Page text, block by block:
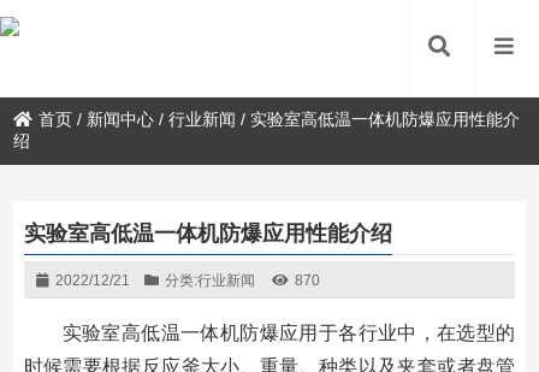
首页 / 新闻中心 /行业新闻 / 实验室高低温一体机防爆应用性能介
绍
实验室高低温一体机防爆应用性能介绍
2022/12/21 分类:行业新闻 870
实验室高低温一体机防爆应用于各行业中，在选型的
时候需要根据反应釜大小、重量、种类以及夹套或者盘管